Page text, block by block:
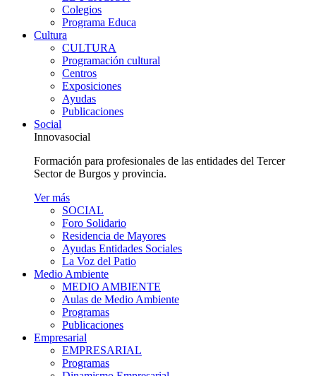
Colegios
Programa Educa
Cultura
CULTURA
Programación cultural
Centros
Exposiciones
Ayudas
Publicaciones
Social
Innovasocial
Formación para profesionales de las entidades del Tercer
Sector de Burgos y provincia.
Ver más
SOCIAL
Foro Solidario
Residencia de Mayores
Ayudas Entidades Sociales
La Voz del Patio
Medio Ambiente
MEDIO AMBIENTE
Aulas de Medio Ambiente
Programas
Publicaciones
Empresarial
EMPRESARIAL
Programas